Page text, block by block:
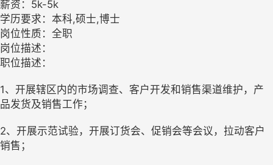
薪资：5k-5k
学历要求：本科,硕士,博士
岗位性质：全职
岗位描述：
职位描述：
1、开展辖区内的市场调查、客户开发和销售渠道维护，产
品发货及销售工作；
2、开展示范试验，开展订货会、促销会等会议，拉动客户
销售；